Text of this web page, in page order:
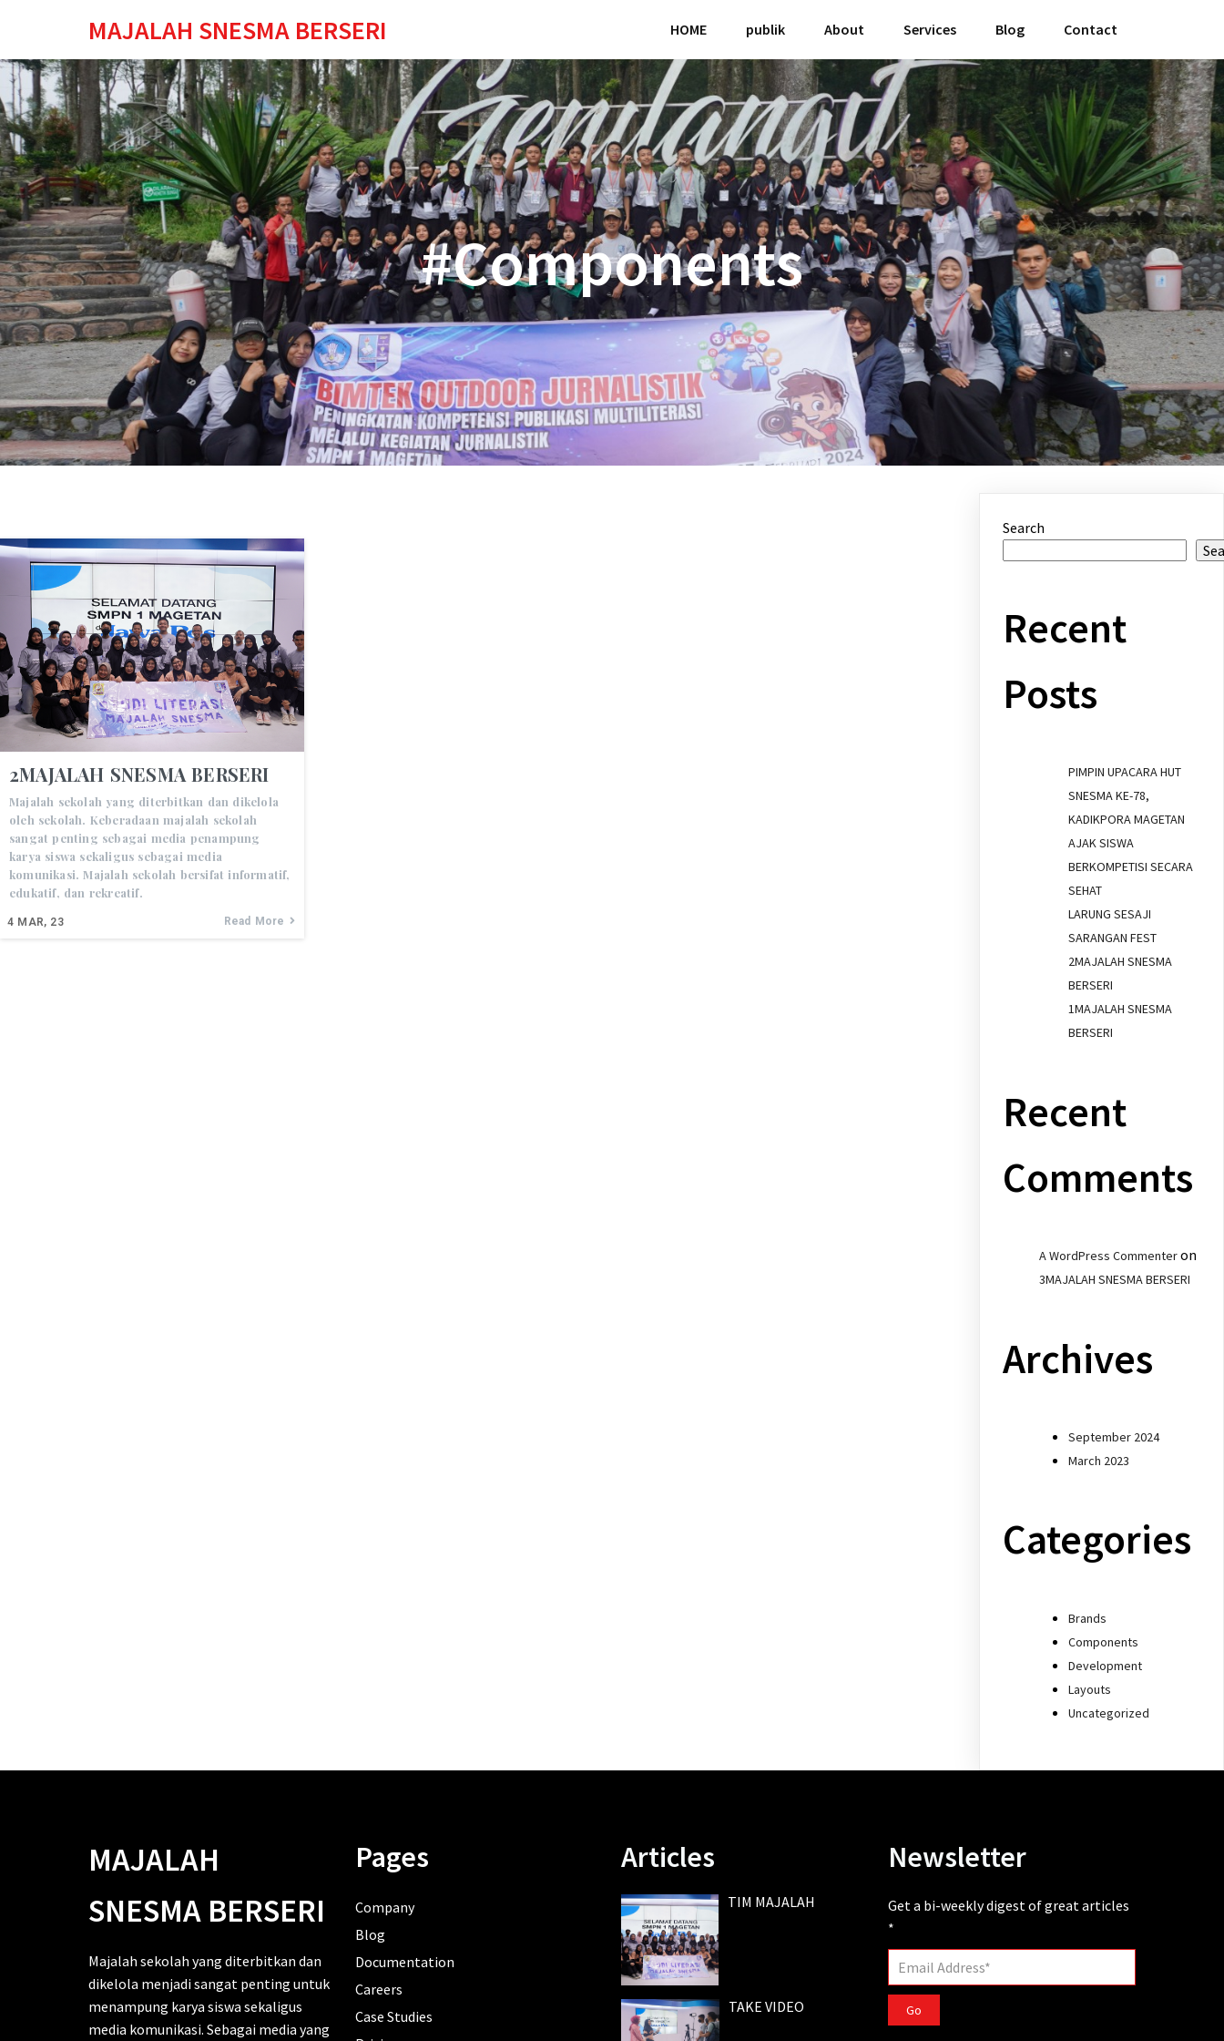
MAJALAH SNESMA BERSERI HOME publik About Services Blog Contact
#Components
2MAJALAH SNESMA BERSERI
4 MAR, 23
Majalah sekolah yang diterbitkan dan dikelola
oleh sekolah. Keberadaan majalah sekolah
sangat penting sebagai media penampung
karya siswa sekaligus sebagai media
komunikasi. Majalah sekolah bersifat informatif,
edukatif, dan rekreatif.
Read More
Search
Recent
Posts
PIMPIN UPACARA HUT
SNESMA KE-78,
KADIKPORA MAGETAN
AJAK SISWA
BERKOMPETISI SECARA
SEHAT
LARUNG SESAJI
SARANGAN FEST
2MAJALAH SNESMA
BERSERI
1MAJALAH SNESMA
BERSERI
Recent
Comments
A WordPress Commenteron
3MAJALAH SNESMA BERSERI
Archives
September 2024
March 2023
Categories
Brands
Components
Development
Layouts
Uncategorized
MAJALAH
SNESMA BERSERI
Majalah sekolah yang diterbitkan dan
dikelola menjadi sangat penting untuk
menampung karya siswa sekaligus
media komunikasi. Sebagai media yang
Pages
Company
Blog
Documentation
Careers
Case Studies
Articles
TIM MAJALAH
TAKE VIDEO
Newsletter
Get a bi-weekly digest of great articles
*
Go